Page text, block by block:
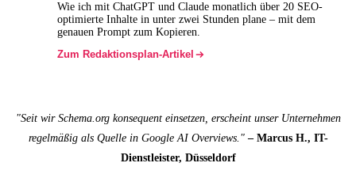
Wie ich mit ChatGPT und Claude monatlich über 20 SEO-
optimierte Inhalte in unter zwei Stunden plane – mit dem
genauen Prompt zum Kopieren.
Zum Redaktionsplan-Artikel
"Seit wir Schema.org konsequent einsetzen, erscheint unser Unternehmen
regelmäßig als Quelle in Google AI Overviews." – Marcus H., IT-
Dienstleister, Düsseldorf